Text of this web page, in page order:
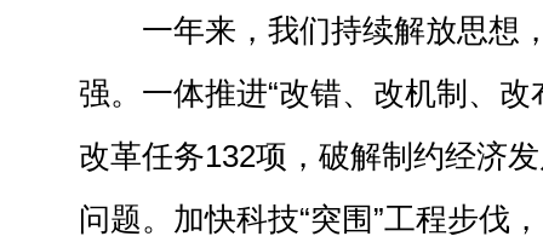
一年来，我们持续解放思想
强。一体推进“改错、改机制、改
改革任务132项，破解制约经济
问题。加快科技“突围”工程步伐